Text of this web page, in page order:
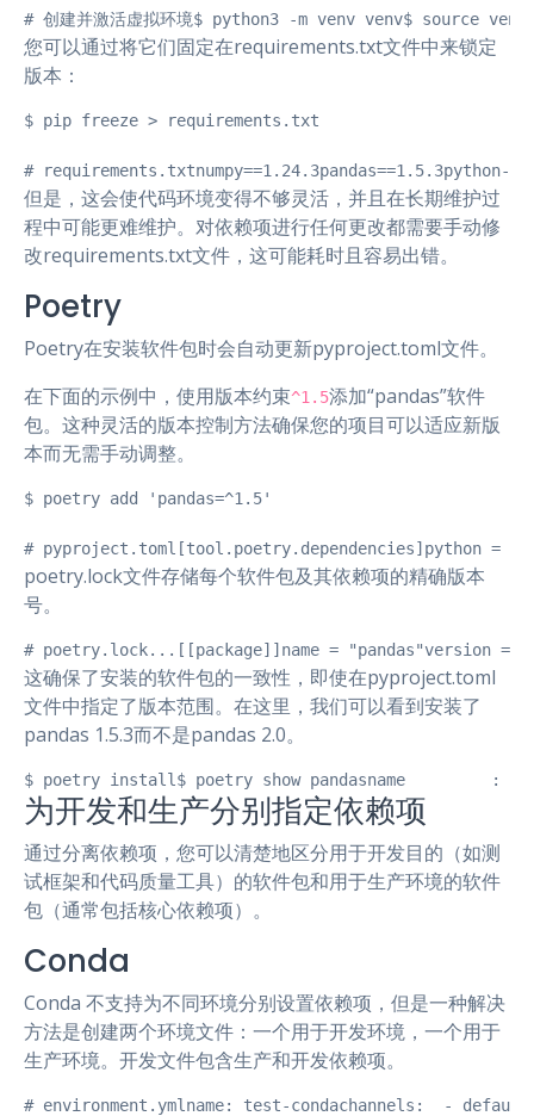
# 创建并激活虚拟环境$ python3 -m venv venv$
您可以通过将它们固定在requirements.txt文件中来锁定
版本：
$ pip freeze > requirements.txt
# requirements.txtnumpy==1.24.3pandas==1.5.3python-
但是，这会使代码环境变得不够灵活，并且在长期维护过
程中可能更难维护。对依赖项进行任何更改都需要手动修
改requirements.txt文件，这可能耗时且容易出错。
Poetry
Poetry在安装软件包时会自动更新pyproject.toml文件。
在下面的示例中，使用版本约束^1.5添加“pandas”软件
包。这种灵活的版本控制方法确保您的项目可以适应新版
本而无需手动调整。
$ poetry add 'pandas=^1.5'
# pyproject.toml[tool.poetry.dependencies]python =
poetry.lock文件存储每个软件包及其依赖项的精确版本
号。
# poetry.lock...[[package]]name = "pandas"version
这确保了安装的软件包的一致性，即使在pyproject.toml
文件中指定了版本范围。在这里，我们可以看到安装了
pandas 1.5.3而不是pandas 2.0。
$ poetry install$ poetry show pandasname
为开发和生产分别指定依赖项
通过分离依赖项，您可以清楚地区分用于开发目的（如测
试框架和代码质量工具）的软件包和用于生产环境的软件
包（通常包括核心依赖项）。
Conda
Conda 不支持为不同环境分别设置依赖项，但是一种解决
方法是创建两个环境文件：一个用于开发环境，一个用于
生产环境。开发文件包含生产和开发依赖项。
# environment.ymlname: test-condachannels:  -